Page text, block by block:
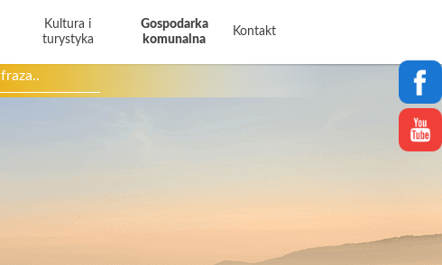
Kultura i
turystyka
Gospodarka
komunalna
Kontakt